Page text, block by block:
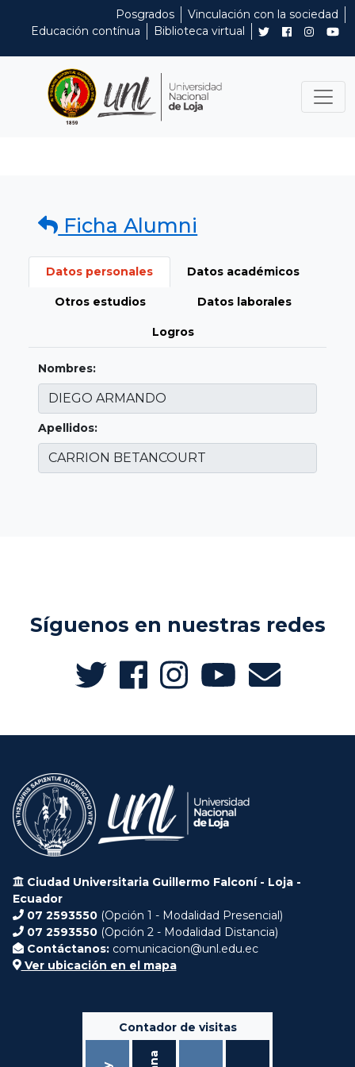
Posgrados
Vinculación con la sociedad
Educación contínua
Biblioteca virtual
Ficha Alumni
Datos personales Datos académicos
Otros estudios Datos laborales
Logros
Nombres:
Apellidos:
Síguenos en nuestras redes
Ciudad Universitaria Guillermo Falconí - Loja -
Ecuador
07 2593550 (Opción 1 - Modalidad Presencial)
07 2593550 (Opción 2 - Modalidad Distancia)
Contáctanos: comunicacion@unl.edu.ec
Ver ubicación en el mapa
Contador de visitas